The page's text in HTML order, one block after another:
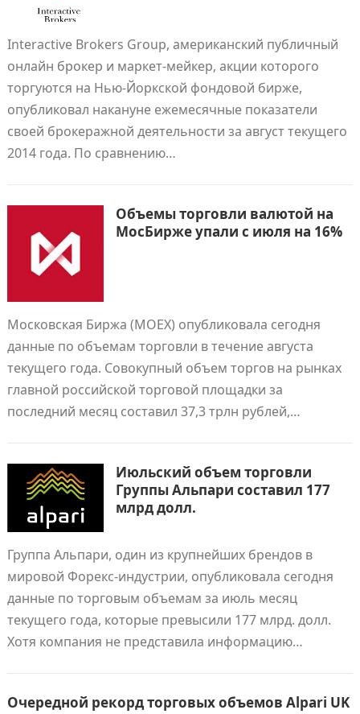
Interactive Brokers Group, американский публичный
онлайн брокер и маркет-мейкер, акции которого
торгуются на Нью-Йоркской фондовой бирже,
опубликовал накануне ежемесячные показатели
своей брокеражной деятельности за август текущего
2014 года. По сравнению…
Объемы торговли валютой на
МосБирже упали с июля на 16%
Московская Биржа (MOEX) опубликовала сегодня
данные по объемам торговли в течение августа
текущего года. Совокупный объем торгов на рынках
главной российской торговой площадки за
последний месяц составил 37,3 трлн рублей,…
Июльский объем торговли
Группы Альпари составил 177
млрд долл.
Группа Альпари, один из крупнейших брендов в
мировой Форекс-индустрии, опубликовала сегодня
данные по торговым объемам за июль месяц
текущего года, которые превысили 177 млрд. долл.
Хотя компания не представила информацию…
Очередной рекорд торговых объемов Alpari UK